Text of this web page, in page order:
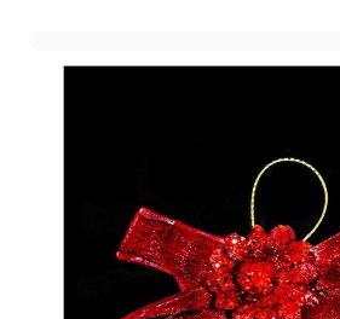
Strikje Zonnebloem
Op voorraad
2,50 Verpakt per 12 stuks